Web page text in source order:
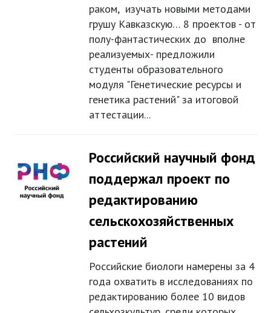
раком, изучать новыми методами
грушу Кавказскую… 8 проектов - от
полу-фантастических до вполне
реализуемых- предложили
студенты образовательного
модуля "Генетические ресурсы и
генетика растений" за итоговой
аттестации...
Российский научный фонд
поддержал проект по
редактированию
сельскохозяйственных
растений
Российские биологи намерены за 4
года охватить в исследованиях по
редактированию более 10 видов